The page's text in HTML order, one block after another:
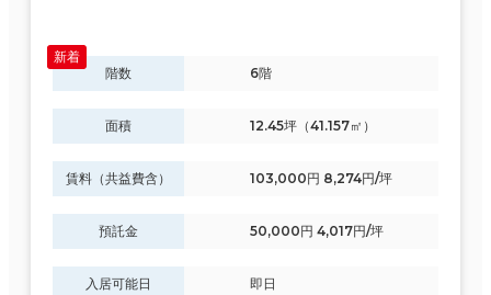
階数 6階
面積 12.45坪（41.157㎡）
賃料（共益費含） 103,000円 8,274円/坪
預託金 50,000円 4,017円/坪
入居可能日 即日